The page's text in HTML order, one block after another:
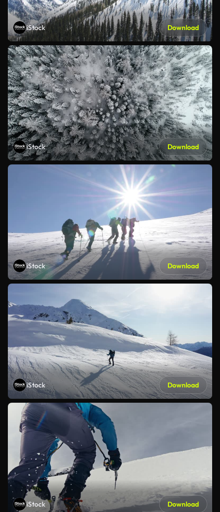
iStock Download
iStock Download
iStock Download
iStock Download
iStock Download